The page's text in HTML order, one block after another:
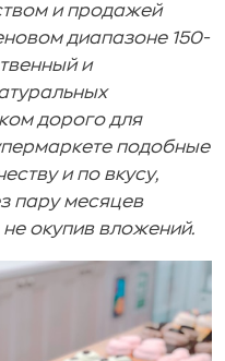
и продажей
диапазоне 150-
и
дорого для
подобные
и по вкусу,
пару месяцев
окупив вложений.